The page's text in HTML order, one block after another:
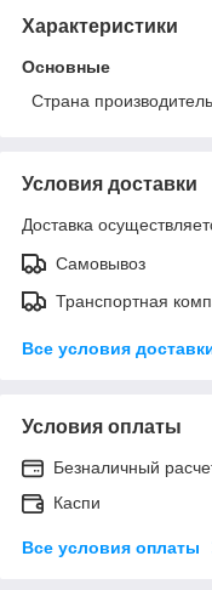
Характеристики
Основные
Страна производитель
Условия доставки
Доставка
Самовывоз
Транспортная
Все условия
Условия оплаты
Безналичный
Каспи
Все условия оплаты